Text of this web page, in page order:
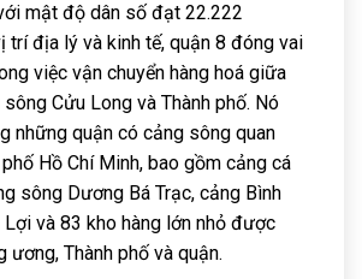
mật độ dân số đạt 22.222
trí địa lý và kinh tế, quận 8 đóng vai
việc vận chuyển hàng hoá giữa
Cửu Long và Thành phố. Nó
những quận có cảng sông quan
Hồ Chí Minh, bao gồm cảng cá
sông Dương Bá Trạc, cảng Bình
và 83 kho hàng lớn nhỏ được
ương, Thành phố và quận.